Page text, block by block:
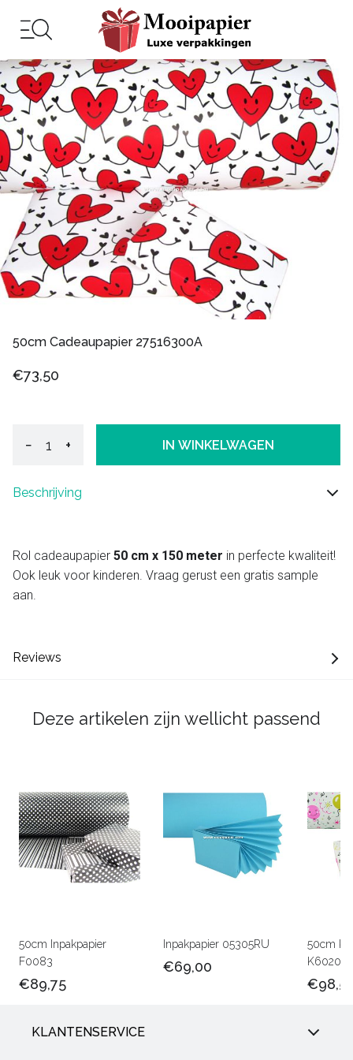
50cm Cadeaupapier 27516300A
€73,50
− + IN WINKELWAGEN
Beschrijving
Rol cadeaupapier 50 cm x 150 meter in perfecte kwaliteit!
Ook leuk voor kinderen. Vraag gerust een gratis sample
aan.
Reviews
Deze artikelen zijn wellicht passend
50cm Inpakpapier
F0083
€89,75
Inpakpapier 05305RU
€69,00
50cm
K602047
KLANTENSERVICE